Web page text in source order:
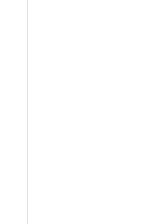
パートナーによる